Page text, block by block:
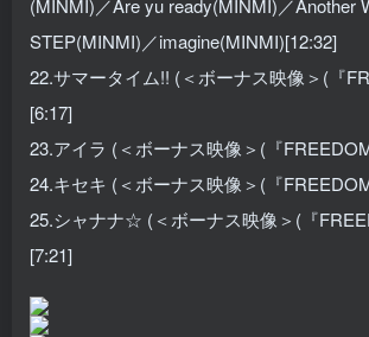
(MINMI)／Are yu ready(MINMI)／Another
STEP(MINMI)／imagine(MINMI)[12:32]
22.サマータイム!! (＜ボーナス映像＞(『
[6:17]
23.アイラ (＜ボーナス映像＞(『
24.キセキ (＜ボーナス映像＞(『
25.シャナナ☆ (＜ボーナス映像＞(『
[7:21]